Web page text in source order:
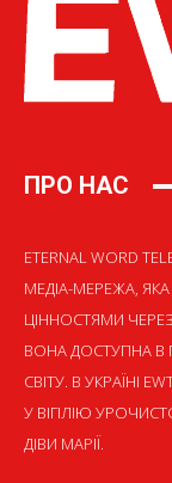
ПРО НАС
ETERNAL WORD
МЕДІА-МЕРЕЖА,
ЦІННОСТЯМИ
ВОНА ДОСТУПНА В
СВІТУ. В УКРАЇНІ
У ВІГІЛІЮ
ДІВИ МАРІЇ.